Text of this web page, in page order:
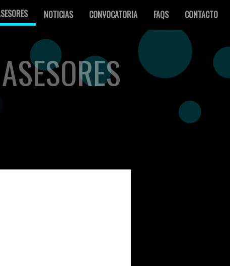
NOTICIAS CONVOCATORIA FAQS CONTACTO
ASESORES